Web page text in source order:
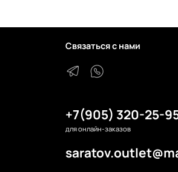
Связаться с нами
+7(905) 320-25-
для онлайн-заказов